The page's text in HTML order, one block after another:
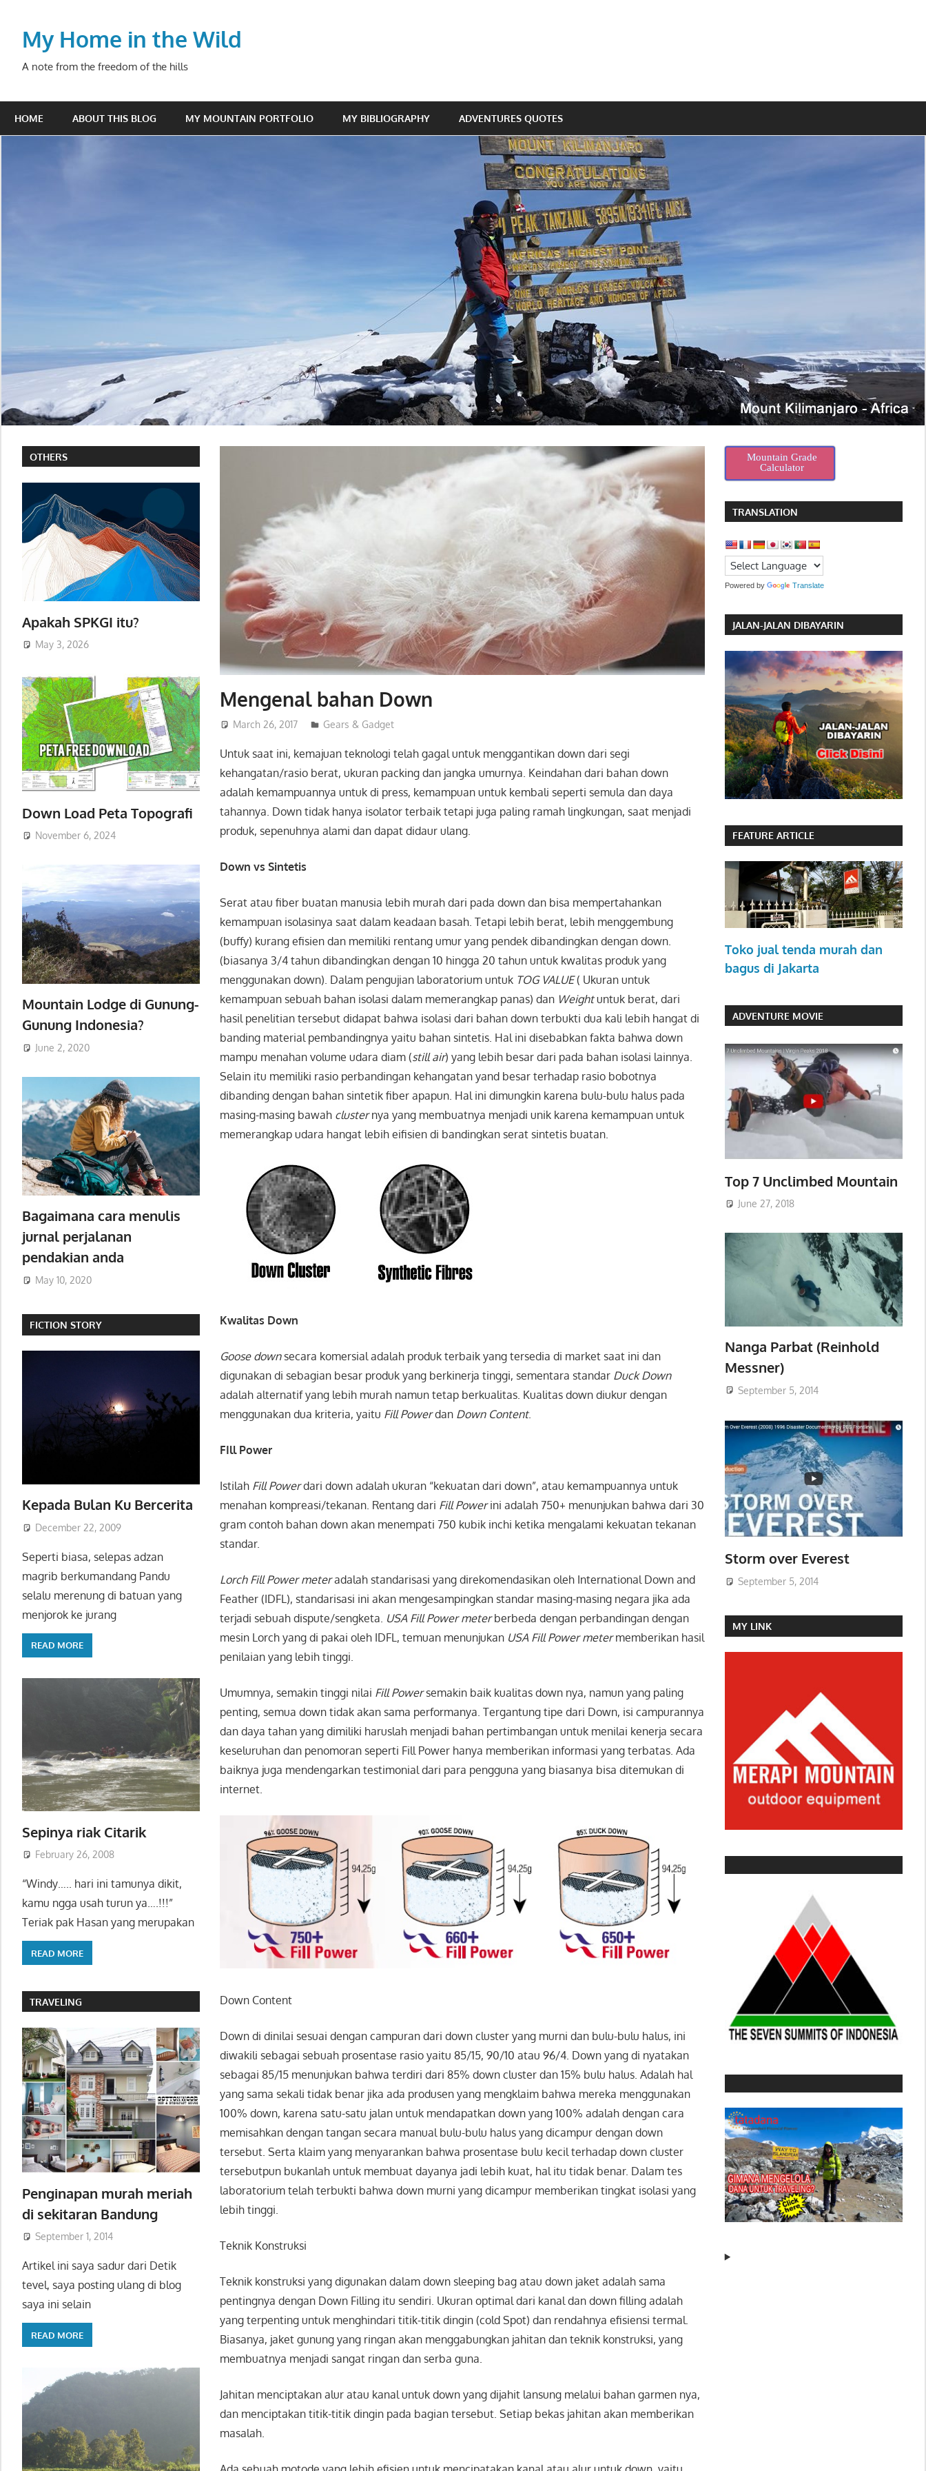
contentMy Home in the Wild
A note from the freedom of the hills
HOME ABOUT THIS BLOG MY MOUNTAIN PORTFOLIO MY BIBLIOGRAPHY ADVENTURES QUOTES
Mengenal bahan Down
March 26, 2017 admin
Gears & Gadget
Untuk saat ini, kemajuan teknologi telah gagal untuk menggantikan down dari segi
kehangatan/rasio berat, ukuran packing dan jangka umurnya. Keindahan dari bahan down
adalah kemampuannya untuk di press, kemampuan untuk kembali seperti semula dan daya
tahannya. Down tidak hanya isolator terbaik tetapi juga paling ramah lingkungan, saat menjadi
produk, sepenuhnya alami dan dapat didaur ulang.
Down vs Sintetis
Serat atau fiber buatan manusia lebih murah dari pada down dan bisa mempertahankan
kemampuan isolasinya saat dalam keadaan basah. Tetapi lebih berat, lebih menggembung
(buffy) kurang efisien dan memiliki rentang umur yang pendek dibandingkan dengan down.
(biasanya 3/4 tahun dibandingkan dengan 10 hingga 20 tahun untuk kwalitas produk yang
menggunakan down). Dalam pengujian laboratorium untuk TOG VALUE( Ukuran untuk
kemampuan sebuah bahan isolasi dalam memerangkap panas) dan Weightuntuk berat, dari
hasil penelitian tersebut didapat bahwa isolasi dari bahan down terbukti dua kali lebih hangat di
banding material pembandingnya yaitu bahan sintetis. Hal ini disebabkan fakta bahwa down
mampu menahan volume udara diam (still air) yang lebih besar dari pada bahan isolasi lainnya.
Selain itu memiliki rasio perbandingan kehangatan yand besar terhadap rasio bobotnya
dibanding dengan bahan sintetik fiber apapun. Hal ini dimungkin karena bulu-bulu halus pada
masing-masing bawah clusternya yang membuatnya menjadi unik karena kemampuan untuk
memerangkap udara hangat lebih eifisien di bandingkan serat sintetis buatan.
Kwalitas Down
Goose downsecara komersialadalah produk terbaik yang tersedia di market saat ini dan
digunakandi sebagian besar produk yang berkinerja tinggi, sementara standar Duck Down
adalah alternatif yang lebih murah namun tetap berkualitas. Kualitas downdiukur dengan
menggunakan dua kriteria, yaitu Fill Powerdan Down Content.
FIll Power
Istilah Fill Powerdari down adalah ukuran “kekuatan dari down”, atau kemampuannya untuk
menahan kompreasi/tekanan. Rentang dari Fill Powerini adalah 750+ menunjukan bahwa dari 30
gram contoh bahan down akan menempati 750 kubik inchi ketika mengalami kekuatan tekanan
standar.
Lorch Fill Power meteradalah standarisasi yang direkomendasikan oleh International Down and
Feather (IDFL), standarisasi ini akan mengesampingkan standar masing-masing negara jika ada
terjadi sebuah dispute/sengketa. USA Fill Power meterberbeda dengan perbandingan dengan
mesin Lorch yang di pakai oleh IDFL, temuan menunjukan USA Fill Power metermemberikan hasil
penilaian yang lebih tinggi.
Umumnya, semakin tinggi nilai Fill Powersemakin baik kualitas down nya, namun yang paling
penting, semua down tidak akan sama performanya. Tergantung tipe dari Down, isi campurannya
dan daya tahan yang dimiliki haruslah menjadi bahan pertimbangan untuk menilai kenerja secara
keseluruhan dan penomoran seperti Fill Power hanya memberikan informasi yang terbatas. Ada
baiknya juga mendengarkan testimonial dari para pengguna yang biasanya bisa ditemukan di
internet.
Down Content
Down di dinilai sesuai dengan campuran dari down cluster yang murni dan bulu-bulu halus, ini
diwakili sebagai sebuah prosentase rasio yaitu 85/15, 90/10 atau 96/4. Down yang di nyatakan
sebagai 85/15 menunjukan bahwa terdiri dari 85% down cluster dan 15% bulu halus. Adalah hal
yang sama sekali tidak benar jika ada produsen yang mengklaim bahwa mereka menggunakan
100% down, karena satu-satu jalan untuk mendapatkan down yang 100% adalah dengan cara
memisahkan dengan tangan secara manual bulu-bulu halus yang dicampur dengan down
tersebut. Serta klaim yang menyarankan bahwa prosentase bulu kecil terhadap down cluster
tersebutpun bukanlah untuk membuat dayanya jadi lebih kuat, hal itu tidak benar. Dalam tes
laboratorium telah terbukti bahwa down murni yang dicampur memberikan tingkat isolasi yang
lebih tinggi.
Teknik Konstruksi
Teknik konstruksi yang digunakan dalam down sleeping bag atau down jaket adalah sama
pentingnya dengan Down Filling itu sendiri. Ukuran optimal dari kanal dan down filling adalah
yang terpenting untuk menghindari titik-titik dingin (cold Spot) dan rendahnya efisiensi termal.
Biasanya, jaket gunung yang ringan akan menggabungkan jahitan dan teknik konstruksi, yang
membuatnya menjadi sangat ringan dan serba guna.
Jahitan menciptakan alur atau kanal untuk down yang dijahit lansung melalui bahan garmen nya,
dan menciptakan titik-titik dingin pada bagian tersebut. Setiap bekas jahitan akan memberikan
masalah.
OTHERS
Apakah SPKGI itu?
May 3, 2026
Down Load Peta Topografi
November 6, 2024
Mountain Lodge di Gunung-
Gunung Indonesia?
June 2, 2020
Bagaimana cara menulis
jurnal perjalanan
pendakian anda
May 10, 2020
FICTION STORY
Kepada Bulan Ku Bercerita
December 22, 2009
Seperti biasa, selepas adzan
magrib berkumandang Pandu
selalu merenung di batuan yang
menjorok ke jurang
READ MORE
Sepinya riak Citarik
February 26, 2008
“Windy….. hari ini tamunya dikit,
kamu ngga usah turun ya….!!!”
Teriak pak Hasan yang merupakan
READ MORE
TRAVELING
Penginapan murah meriah
di sekitaran Bandung
September 1, 2014
Artikel ini saya sadur dari Detik
tevel, saya posting ulang di blog
saya ini selain
READ MORE
Mountain Grade
Calculator
TRANSLATION
Powered by Translate
JALAN-JALAN DIBAYARIN
FEATURE ARTICLE
Toko jual tenda murah dan
bagus di Jakarta
ADVENTURE MOVIE
Top 7 Unclimbed Mountain
June 27, 2018
Nanga Parbat (Reinhold
Messner)
September 5, 2014
Storm over Everest
September 5, 2014
MY LINK